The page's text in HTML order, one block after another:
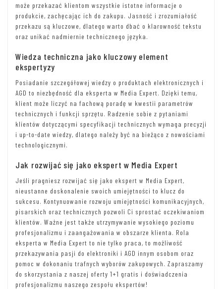
może przekazać klientom wszystkie istotne informacje o
produkcie, zachęcając ich do zakupu. Jasność i zrozumiałość
przekazu są kluczowe, dlatego warto dbać o klarowność tekstu
oraz unikać nadmiernie technicznego języka.
Wiedza techniczna jako kluczowy element
ekspertyzy
Posiadanie szczegółowej wiedzy o produktach elektronicznych i
AGD to niezbędność dla eksperta w Media Expert. Dzięki temu,
klient może liczyć na fachową poradę w kwestii parametrów
technicznych i funkcji sprzętu. Radzenie sobie z pytaniami
klientów dotyczącymi specyfikacji technicznych wymaga precyzji
i up-to-date wiedzy, dlatego należy być na bieżąco z nowościami
technologicznymi.
Jak rozwijać się jako ekspert w Media Expert
Jeśli pragniesz rozwijać się jako ekspert w Media Expert,
nieustanne doskonalenie swoich umiejętności to klucz do
sukcesu. Kontynuowanie rozwoju umiejętności komunikacyjnych,
pisarskich oraz technicznych pozwoli Ci sprostać oczekiwaniom
klientów. Ważne jest także utrzymywanie wysokiego poziomu
profesjonalizmu i zaangażowania w obszarze klienta. Rola
eksperta w Media Expert to nie tylko praca, to możliwość
przekazywania pasji do elektroniki i AGD innym osobom oraz
pomoc w dokonaniu trafnych wyborów zakupowych. Zapraszamy
do skorzystania z naszej oferty 1+1 gratis i doświadczenia
profesjonalizmu naszego zespołu ekspertów!